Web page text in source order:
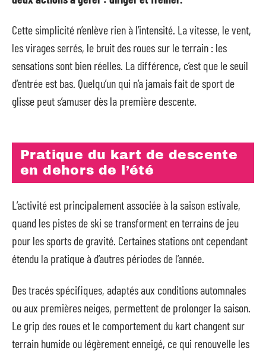
Cette simplicité n’enlève rien à l’intensité. La vitesse, le vent,
les virages serrés, le bruit des roues sur le terrain : les
sensations sont bien réelles. La différence, c’est que le seuil
d’entrée est bas. Quelqu’un qui n’a jamais fait de sport de
glisse peut s’amuser dès la première descente.
Pratique du kart de descente
en dehors de l’été
L’activité est principalement associée à la saison estivale,
quand les pistes de ski se transforment en terrains de jeu
pour les sports de gravité. Certaines stations ont cependant
étendu la pratique à d’autres périodes de l’année.
Des tracés spécifiques, adaptés aux conditions automnales
ou aux premières neiges, permettent de prolonger la saison.
Le grip des roues et le comportement du kart changent sur
terrain humide ou légèrement enneigé, ce qui renouvelle les